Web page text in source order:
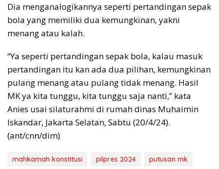
Dia menganalogikannya seperti pertandingan sepak
bola yang memiliki dua kemungkinan, yakni
menang atau kalah.
“Ya seperti pertandingan sepak bola, kalau masuk
pertandingan itu kan ada dua pilihan, kemungkinan
pulang menang atau pulang tidak menang. Hasil
MK ya kita tunggu, kita tunggu saja nanti,” kata
Anies usai silaturahmi di rumah dinas Muhaimin
Iskandar, Jakarta Selatan, Sabtu (20/4/24).
(ant/cnn/dim)
mahkamah konstitusi pilpres 2024 putusan mk